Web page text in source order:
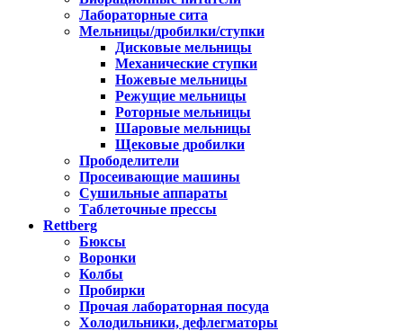
Лабораторные сита
Мельницы/дробилки/ступки
Дисковые мельницы
Механические ступки
Ножевые мельницы
Режущие мельницы
Роторные мельницы
Шаровые мельницы
Щековые дробилки
Прободелители
Просеивающие машины
Сушильные аппараты
Таблеточные прессы
Rettberg
Бюксы
Воронки
Колбы
Пробирки
Прочая лабораторная посуда
Холодильники, дефлегматоры